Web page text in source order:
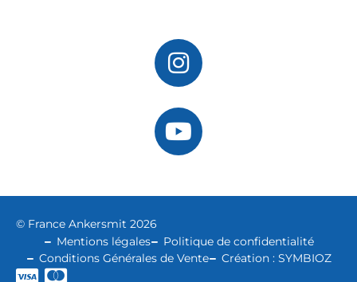
© France Ankersmit 2026
Mentions légales
Politique de confidentialité
Conditions Générales de Vente
Création : SYMBIOZ